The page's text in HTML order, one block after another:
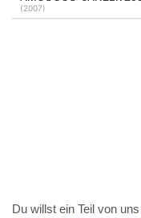
Du willst ein Teil von